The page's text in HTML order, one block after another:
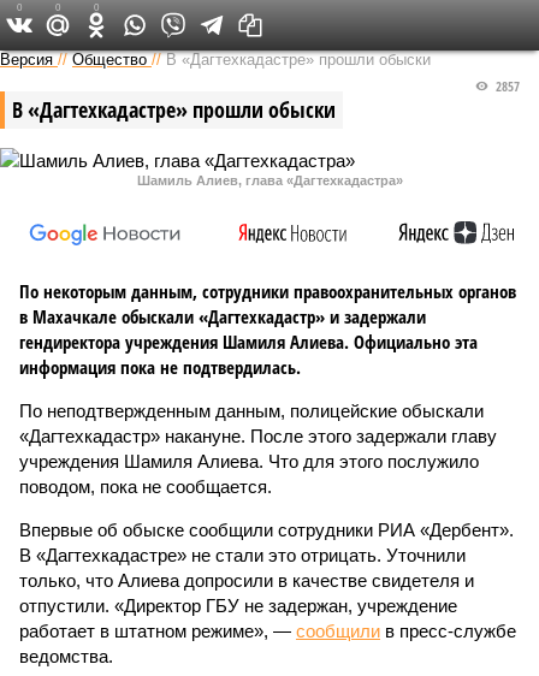
Версия на Кавказе
Версия //Общество //В «Дагтехкадастре» прошли обыски
В «Дагтехкадастре» прошли обыски
2857
Шамиль Алиев, глава «Дагтехкадастра»
По некоторым данным, сотрудники правоохранительных органов
в Махачкале обыскали «Дагтехкадастр» и задержали
гендиректора учреждения Шамиля Алиева. Официально эта
информация пока не подтвердилась.
По неподтвержденным данным, полицейские обыскали
«Дагтехкадастр» накануне. После этого задержали главу
учреждения Шамиля Алиева. Что для этого послужило
поводом, пока не сообщается.
Впервые об обыске сообщили сотрудники РИА «Дербент».
В «Дагтехкадастре» не стали это отрицать. Уточнили
только, что Алиева допросили в качестве свидетеля и
отпустили. «Директор ГБУ не задержан, учреждение
работает в штатном режиме», — сообщили в пресс-службе
ведомства.
0 0 0